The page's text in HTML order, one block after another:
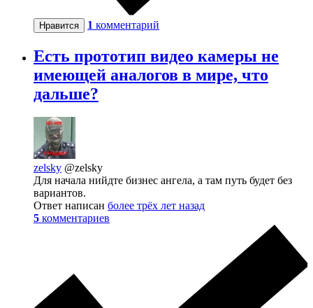
Нравится 1 комментарий
Есть прототип видео камеры не
имеющей аналогов в мире, что
дальше?
zelsky @zelsky
Для начала нийдте бизнес ангела, а там путь будет без
вариантов.
Ответ написан более трёх лет назад
5 комментариев